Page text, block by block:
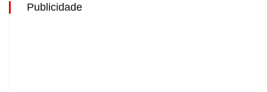
Publicidade